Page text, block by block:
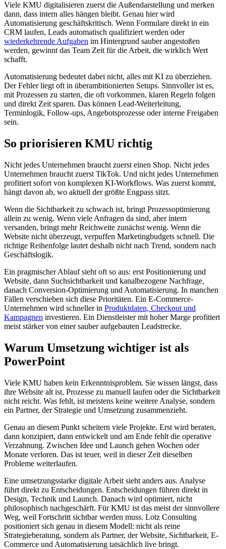
Viele KMU digitalisieren zuerst die Außendarstellung und merken
dann, dass intern alles hängen bleibt. Genau hier wird
Automatisierung geschäftskritisch. Wenn Formulare direkt in ein
CRM laufen, Leads automatisch qualifiziert werden oder
wiederkehrende Aufgaben im Hintergrund sauber angestoßen
werden, gewinnt das Team Zeit für die Arbeit, die wirklich Wert
schafft.
Automatisierung bedeutet dabei nicht, alles mit KI zu überziehen.
Der Fehler liegt oft in überambitionierten Setups. Sinnvoller ist es,
mit Prozessen zu starten, die oft vorkommen, klaren Regeln folgen
und direkt Zeit sparen. Das können Lead-Weiterleitung,
Terminlogik, Follow-ups, Angebotsprozesse oder interne Freigaben
sein.
So priorisieren KMU richtig
Nicht jedes Unternehmen braucht zuerst einen Shop. Nicht jedes
Unternehmen braucht zuerst TikTok. Und nicht jedes Unternehmen
profitiert sofort von komplexen KI-Workflows. Was zuerst kommt,
hängt davon ab, wo aktuell der größte Engpass sitzt.
Wenn die Sichtbarkeit zu schwach ist, bringt Prozessoptimierung
allein zu wenig. Wenn viele Anfragen da sind, aber intern
versanden, bringt mehr Reichweite zunächst wenig. Wenn die
Website nicht überzeugt, verpuffen Marketingbudgets schnell. Die
richtige Reihenfolge lautet deshalb nicht nach Trend, sondern nach
Geschäftslogik.
Ein pragmischer Ablauf sieht oft so aus: erst Positionierung und
Website, dann Suchsichtbarkeit und kanalbezogene Nachfrage,
danach Conversion-Optimierung und Automatisierung. In manchen
Fällen verschieben sich diese Prioritäten. Ein E-Commerce-
Unternehmen wird schneller in Produktdaten, Checkout und
Kampagnen investieren. Ein Dienstleister mit hoher Marge profitiert
meist stärker von einer sauber aufgebauten Leadstrecke.
Warum Umsetzung wichtiger ist als
PowerPoint
Viele KMU haben kein Erkenntnisproblem. Sie wissen längst, dass
ihre Website alt ist, Prozesse zu manuell laufen oder die Sichtbarkeit
nicht reicht. Was fehlt, ist meistens keine weitere Analyse, sondern
ein Partner, der Strategie und Umsetzung zusammenzieht.
Genau an diesem Punkt scheitern viele Projekte. Erst wird beraten,
dann konzipiert, dann entwickelt und am Ende fehlt die operative
Verzahnung. Zwischen Idee und Launch gehen Wochen oder
Monate verloren. Das ist teuer, weil in dieser Zeit dieselben
Probleme weiterlaufen.
Eine umsetzungsstarke digitale Arbeit sieht anders aus. Analyse
führt direkt zu Entscheidungen. Entscheidungen führen direkt in
Design, Technik und Launch. Danach wird optimiert, nicht
philosophisch nachgeschärft. Für KMU ist das meist der sinnvollere
Weg, weil Fortschritt sichtbar werden muss. Lotz Consulting
positioniert sich genau in diesem Modell: nicht als reine
Strategieberatung, sondern als Partner, der Website, Sichtbarkeit, E-
Commerce und Automatisierung tatsächlich live bringt.